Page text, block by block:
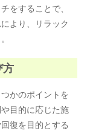
をすることで、
より、リラック
方
かのポイントを
目的に応じた施
復を目的とする